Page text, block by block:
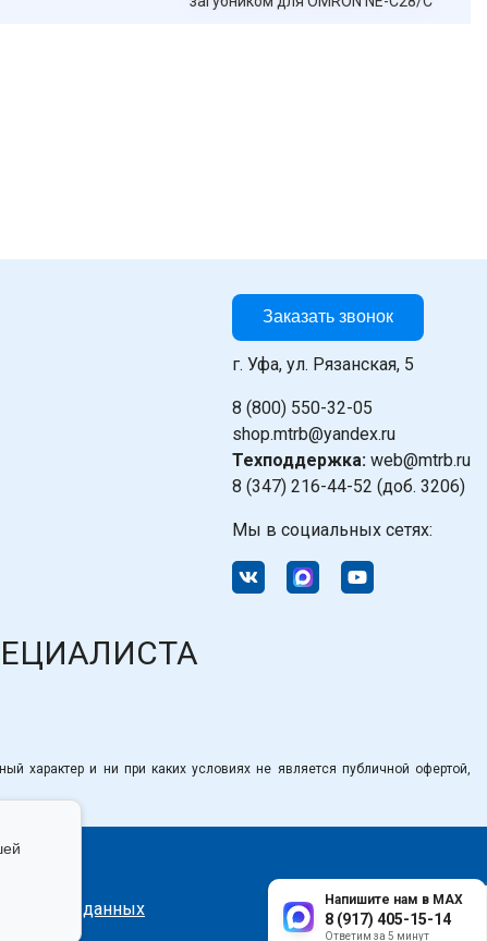
Напишите нам в MAX
8 (917) 405-15-14
Ответим за 5 минут
Заказать звонок
г. Уфа, ул. Рязанская, 5
8 (800) 550-32-05
shop.mtrb@yandex.ru
Техподдержка: web@mtrb.ru
8 (347) 216-44-52 (доб. 3206)
Мы в социальных сетях:
характер и ни при каких условиях не является публичной офертой,
данных